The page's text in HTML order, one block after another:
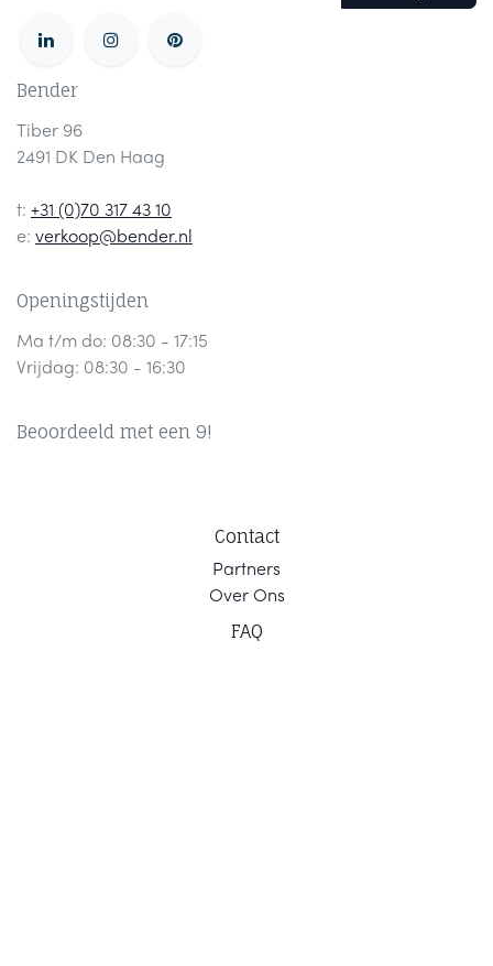
Bender
Tiber 96
2491 DK Den Haag
t: +31 (0)70 317 43 10
e: verkoop@bender.nl
Openingstijden
Ma t/m do: 08:30 - 17:15
Vrijdag: 08:30 - 16:30
Beoordeeld met een 9!
Contact
Partners
Over Ons
FAQ